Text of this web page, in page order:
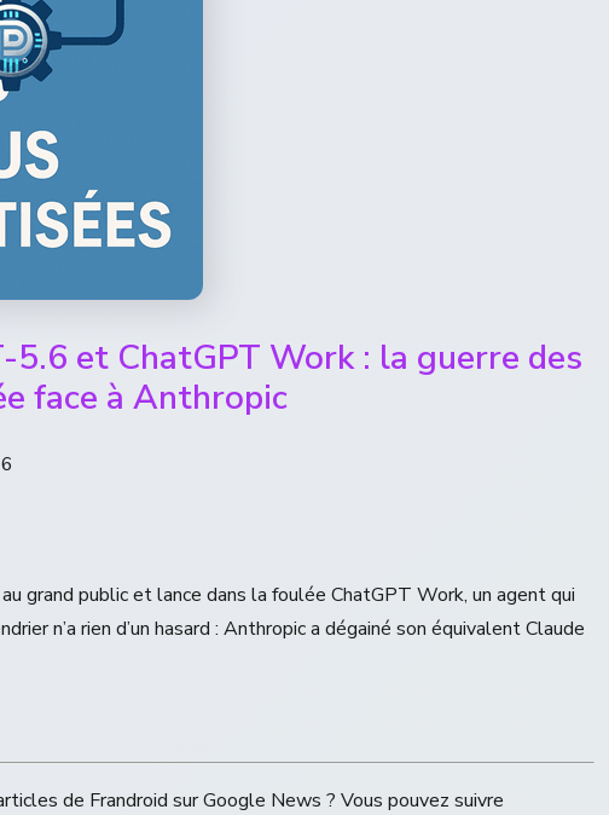
5.6 et ChatGPT Work : la guerre des
face à Anthropic
grand public et lance dans la foulée ChatGPT Work, un agent qui
n’a rien d’un hasard : Anthropic a dégainé son équivalent Claude
de Frandroid sur Google News ? Vous pouvez suivre